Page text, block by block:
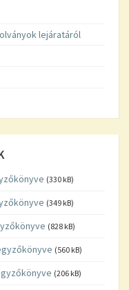
lejáratáról
(330 kB)
(349 kB)
(828 kB)
(560 kB)
(206 kB)